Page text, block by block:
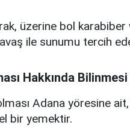
üzerine bol
ile sunumu tercih
Hakkında
Adana yöresine
bir yemektir.